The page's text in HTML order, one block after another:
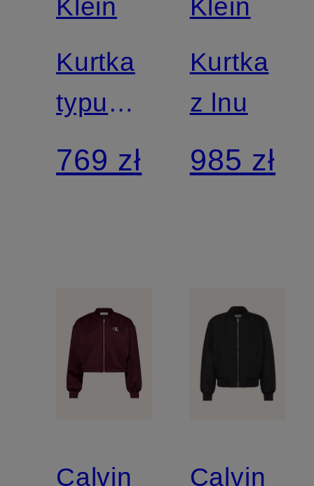
Klein
Kurtka
typu
blouson
769 zł
Klein
Kurtka
z lnu
985 zł
Calvin
Calvin